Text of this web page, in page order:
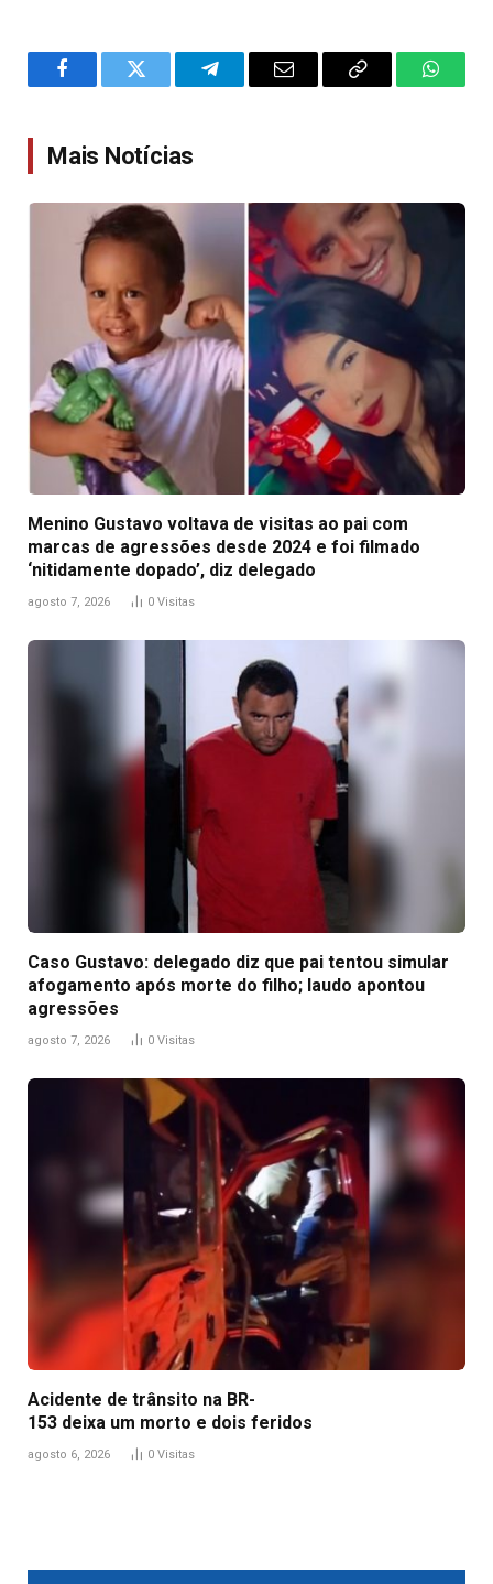
FacebookTwitter TelegramEmail
Copy
Mais Notícias
Menino Gustavo voltava de visitas ao pai com
marcas de agressões desde 2024 e foi filmado
‘nitidamente dopado’, diz delegado
agosto 7, 2026 0 Visitas
Caso Gustavo: delegado diz que pai tentou simular
afogamento após morte do filho; laudo apontou
agressões
agosto 7, 2026 0 Visitas
Acidente de trânsito na BR-
153 deixa um morto e dois feridos
agosto 6, 2026 0 Visitas